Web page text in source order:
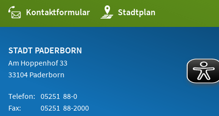
Kontaktformular Stadtplan
(Öffnet
in
einem
STADT PADERBORN
Am Hoppenhof 33
33104 Paderborn
Telefon: 05251 88-0
Fax:
05251 88-2000